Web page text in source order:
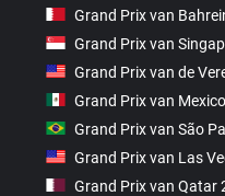
Grand Prix van
Grand Prix van
Grand Prix van de
Grand Prix van
Grand Prix van São
Grand Prix van Las
Grand Prix van Qatar